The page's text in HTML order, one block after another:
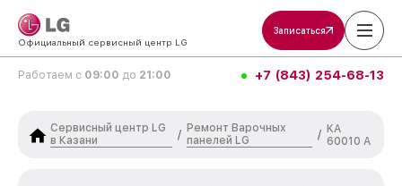
Официальный сервисный центр LG
Записаться
Работаем с 09:00 до 21:00 +7 (843) 254-68-13
Сервисный центр LG
в Казани
/
Ремонт Варочных
панелей LG
/ KA
60010 A